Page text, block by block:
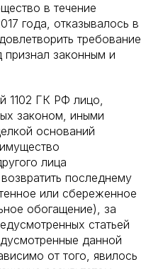
в течение
года, отказывалось в
требование
признал законным и
1102 ГК РФ лицо,
законом, иными
оснований
лица
последнему
или сбереженное
обогащение), за
статьей
данной
от того, явилось